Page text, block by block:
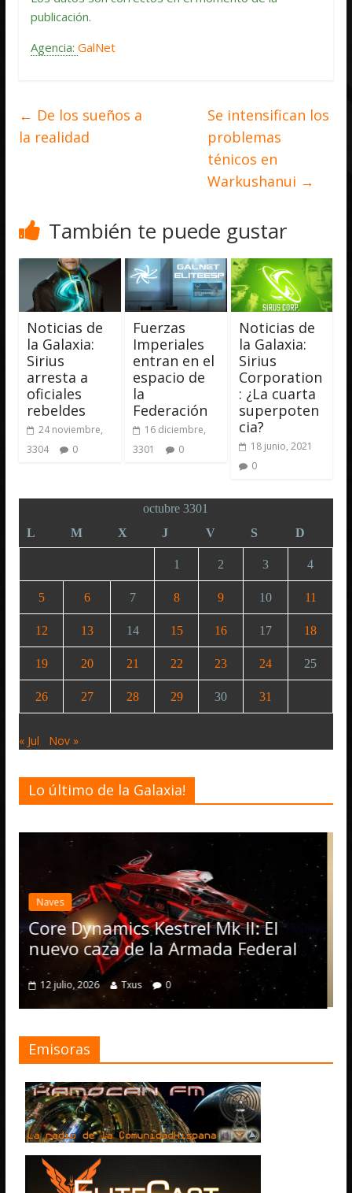
publicación.
Agencia:GalNet
← De los sueños a
la realidad
Se intensifican los
problemas
ténicos en
Warkushanui →
También te puede gustar
Noticias de
la Galaxia:
Sirius
arresta a
oficiales
rebeldes
24 noviembre,
3304
0
Fuerzas
Imperiales
entran en el
espacio de
la
Federación
16 diciembre,
3301
0
Noticias de
la Galaxia:
Sirius
Corporation
: ¿La cuarta
superpoten
cia?
18 junio, 2021
0
octubre 3301
L
M X J V S D
1 2 3 4
5 6 7 8 9 10 11
12 13 14 15 16 17 18
19 20 21 22 23 24 25
26 27 28 29 30 31
« Jul Nov »
Lo último de la Galaxia!
II: El
Federal
Desarrollo
Elite Dangerous recibe la
actualización 4.4.0: llegan
Operations, el vehículo
numerosas mejoras
4 julio, 2026
Emisoras